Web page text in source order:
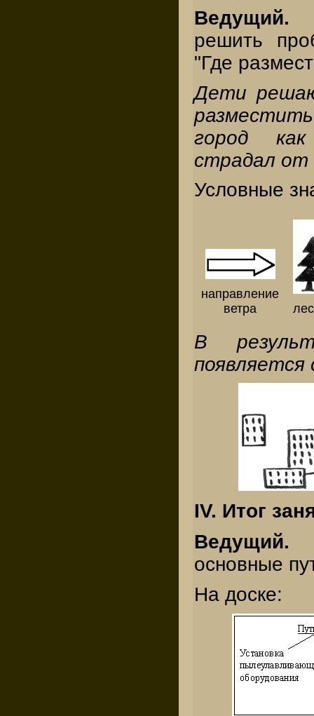
решить
"Где
Дети
город
страдал от
Условные
направление
ветра
В
появляется
IV. Итог
основные
На доске: